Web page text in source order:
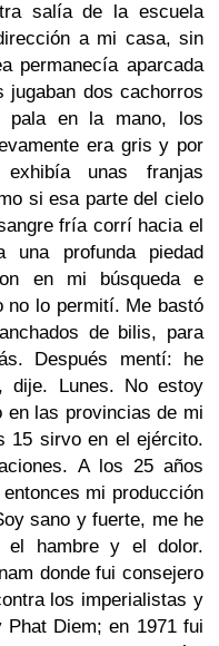
salía de la escuela
a mi casa, sin
permanecía aparcada
jugaban dos cachorros
en la mano, los
era gris y por
unas franjas
si esa parte del cielo
fría corrí hacia el
una profunda piedad
en mi búsqueda e
no lo permití. Me bastó
de bilis, para
Después mentí: he
dije. Lunes. No estoy
en las provincias de mi
15 sirvo en el ejército.
A los 25 años
mi producción
sano y fuerte, me he
el hambre y el dolor.
donde fui consejero
los imperialistas y
Diem; en 1971 fui